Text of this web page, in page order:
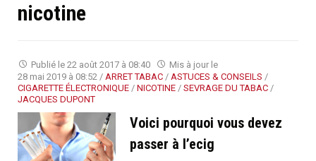
nicotine
Publié le 22 août 2017 à 08:40
Mis à jour le
28 mai 2019 à 08:52 / ARRET TABAC / ASTUCES & CONSEILS /
CIGARETTE ÉLECTRONIQUE / NICOTINE / SEVRAGE DU TABAC /
JACQUES DUPONT
Voici pourquoi vous devez
passer à l’ecig